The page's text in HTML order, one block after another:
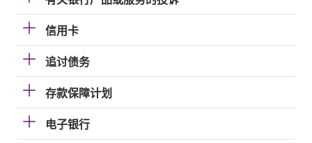
信用卡
追讨债务
存款保障计划
电子银行